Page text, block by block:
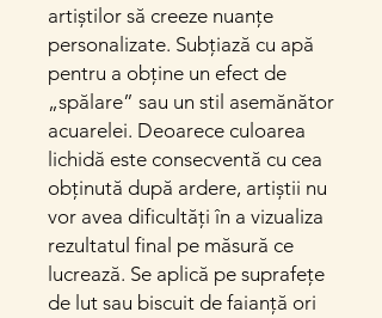
artiștilor să creeze nuanțe
personalizate. Subțiază cu apă
pentru a obține un efect de
„spălare” sau un stil asemănător
acuarelei. Deoarece culoarea
lichidă este consecventă cu cea
obținută după ardere, artiștii nu
vor avea dificultăți în a vizualiza
rezultatul final pe măsură ce
lucrează. Se aplică pe suprafețe
de lut sau biscuit de faianță ori